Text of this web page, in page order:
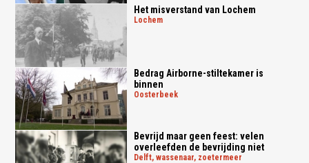
Het misverstand van Lochem
lochem
Bedrag Airborne-stiltekamer is
binnen
oosterbeek
Bevrijd maar geen feest: velen
overleefden de bevrijding niet
delft, wassenaar, zoetermeer